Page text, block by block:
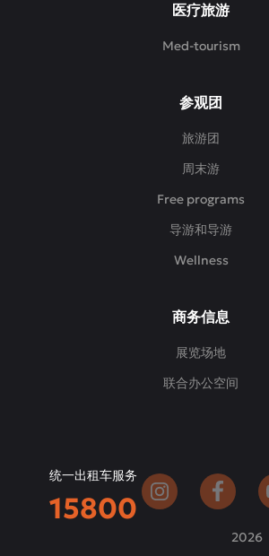
医疗旅游
Med-tourism
参观团
旅游团
周末游
Free programs
导游和导游
Wellness
商务信息
展览场地
联合办公空间
2026
统一出租车服务
15800